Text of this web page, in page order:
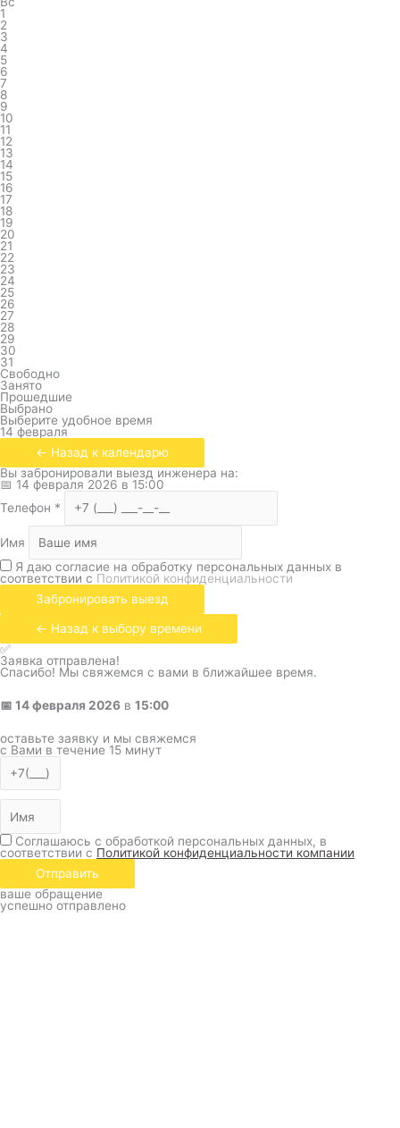
1
2
3
4
5
6
7
8
9
10
11
12
13
14
15
16
17
18
19
20
21
22
23
24
25
26
27
28
29
30
31
Свободно
Занято
Прошедшие
Выбрано
Выберите удобное время
14 февраля
← Назад к календарю
Вы забронировали выезд инженера на:
📅 14 февраля 2026 в 15:00
Телефон *
Имя
Я даю согласие на обработку персональных данных в
соответствии с Политикой конфиденциальности
Забронировать выезд
← Назад к выбору времени
✅
Заявка отправлена!
Спасибо! Мы свяжемся с вами в ближайшее время.
📅 14 февраля 2026 в 15:00
оставьте заявку и мы свяжемся
с Вами в течение 15 минут
Соглашаюсь с обработкой персональных данных, в
соответствии с Политикой конфиденциальности компании
Отправить
ваше обращение
успешно отправлено